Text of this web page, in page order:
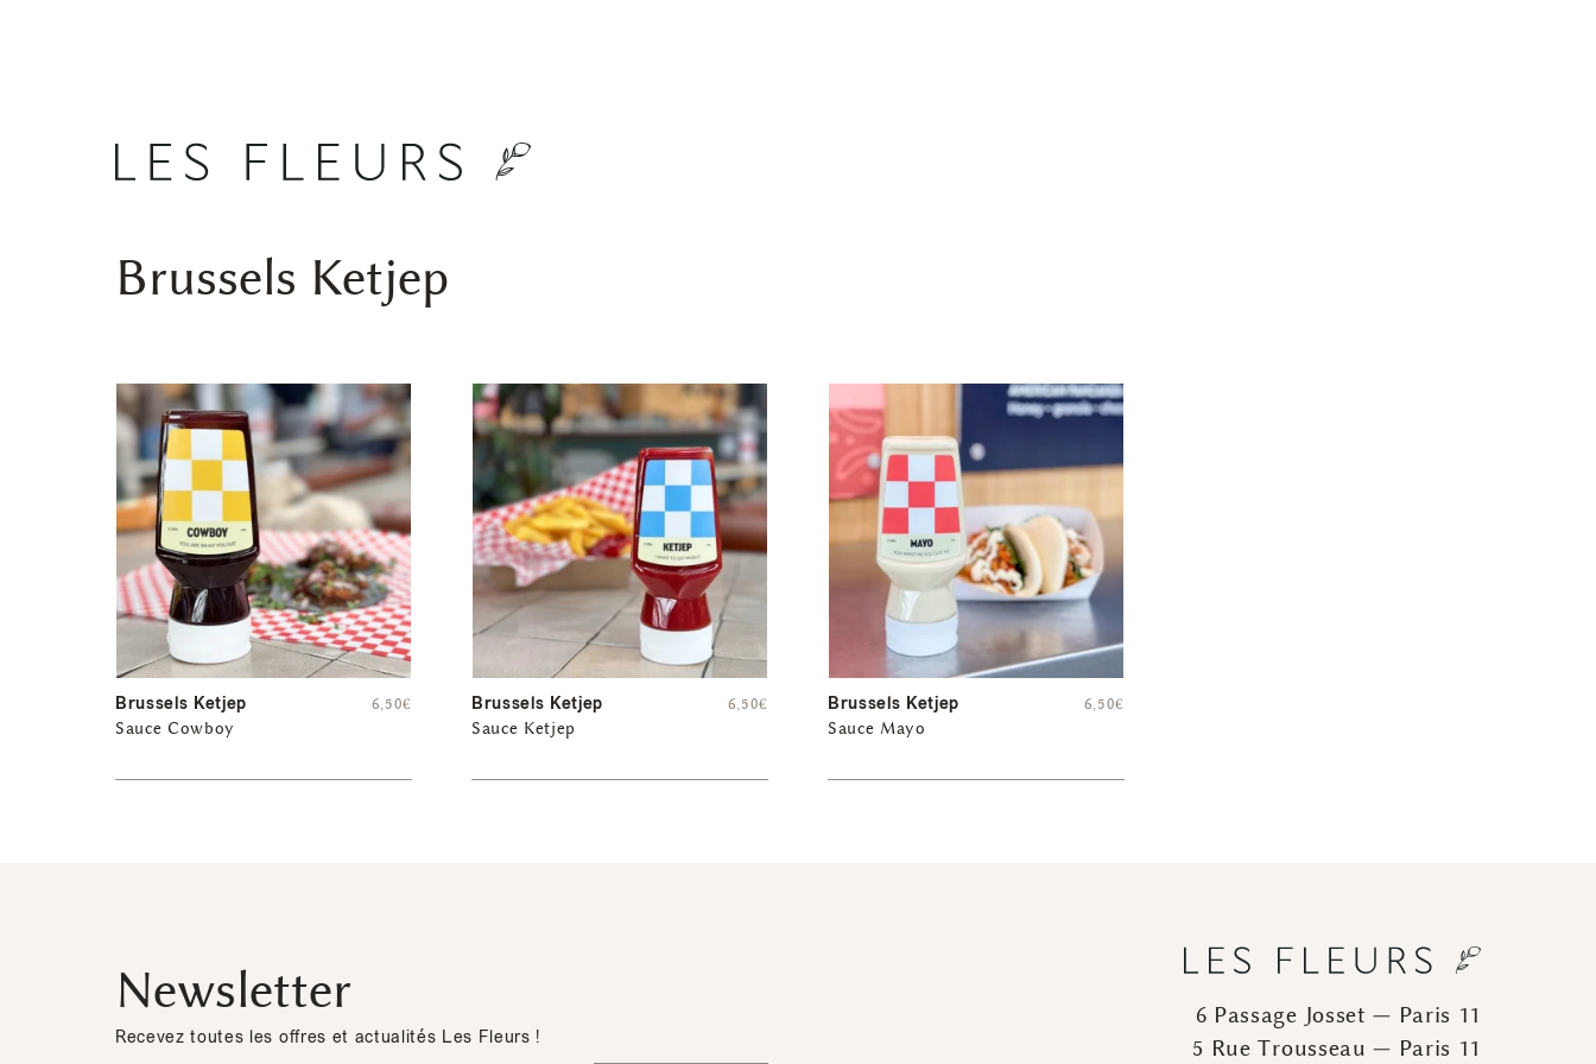
Brussels Ketjep
Brussels Ketjep
Sauce Cowboy
6,50€ Brussels Ketjep
Sauce Ketjep
6,50€ Brussels Ketjep
Sauce Mayo
6,50€
Newsletter
Recevez toutes les offres et actualités Les Fleurs !
6 Passage Josset — Paris 11
5 Rue Trousseau — Paris 11